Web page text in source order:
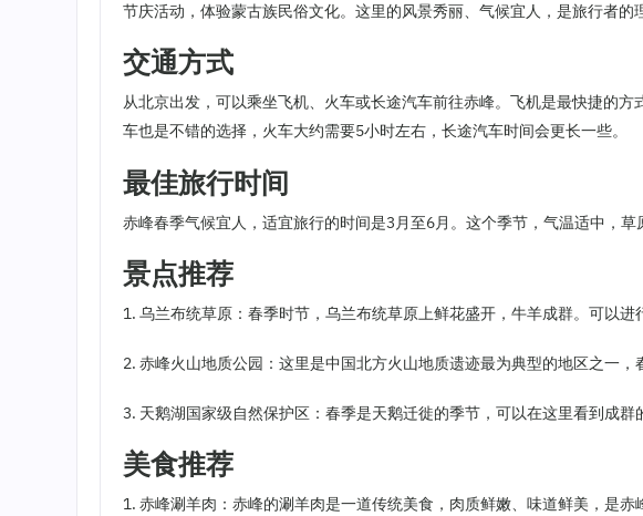
节庆活动，体验蒙古族民俗文化。这里的风景秀丽、气候宜人，是旅行者的
交通方式
从北京出发，可以乘坐飞机、火车或长途汽车前往赤峰。飞机是最快捷的
车也是不错的选择，火车大约需要5小时左右，长途汽车时间会更长一些。
最佳旅行时间
赤峰春季气候宜人，适宜旅行的时间是3月至6月。这个季节，气温适中，草
景点推荐
1. 乌兰布统草原：春季时节，乌兰布统草原上鲜花盛开，牛羊成群。可以进
2. 赤峰火山地质公园：这里是中国北方火山地质遗迹最为典型的地区之一，
3. 天鹅湖国家级自然保护区：春季是天鹅迁徙的季节，可以在这里看到成群
美食推荐
1. 赤峰涮羊肉：赤峰的涮羊肉是一道传统美食，肉质鲜嫩、味道鲜美，是赤